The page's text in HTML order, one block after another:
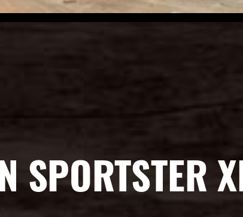
SPORTSTER